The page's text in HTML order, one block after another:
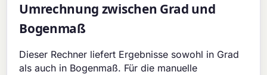
Umrechnung zwischen Grad und
Bogenmaß
Dieser Rechner liefert Ergebnisse sowohl in Grad
als auch in Bogenmaß. Für die manuelle